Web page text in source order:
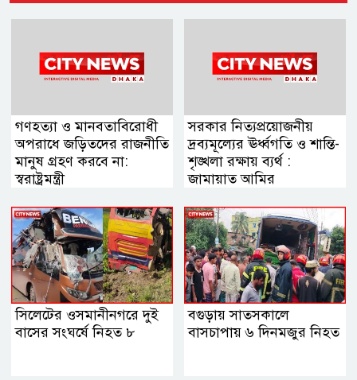
গণহত্যা ও মানবতাবিরোধী
অপরাধে জড়িতদের রাজনীতি
মানুষ গ্রহণ করবে না:
স্বরাষ্ট্রমন্ত্রী
সরকার নিত্যপ্রয়োজনীয়
দ্রব্যমূল্যের ঊর্ধ্বগতি ও শান্তি-
শৃঙ্খলা রক্ষায় ব্যর্থ :
জামায়াত আমির
সিলেটের ওসমানীনগরে দুই
বাসের সংঘর্ষে নিহত ৮
বগুড়ায় সাতসকালে
বাসচাপায় ৬ দিনমজুর নিহত